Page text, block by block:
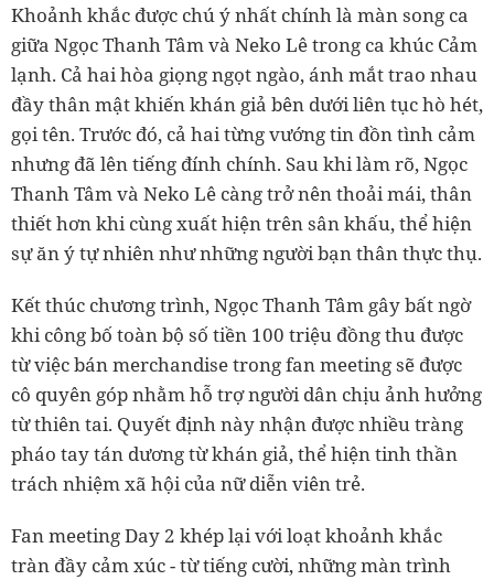
Khoảnh khắc được chú ý nhất chính là màn song ca
giữa Ngọc Thanh Tâm và Neko Lê trong ca khúc Cảm
lạnh. Cả hai hòa giọng ngọt ngào, ánh mắt trao nhau
đầy thân mật khiến khán giả bên dưới liên tục hò hét,
gọi tên. Trước đó, cả hai từng vướng tin đồn tình cảm
nhưng đã lên tiếng đính chính. Sau khi làm rõ, Ngọc
Thanh Tâm và Neko Lê càng trở nên thoải mái, thân
thiết hơn khi cùng xuất hiện trên sân khấu, thể hiện
sự ăn ý tự nhiên như những người bạn thân thực thụ.
Kết thúc chương trình, Ngọc Thanh Tâm gây bất ngờ
khi công bố toàn bộ số tiền 100 triệu đồng thu được
từ việc bán merchandise trong fan meeting sẽ được
cô quyên góp nhằm hỗ trợ người dân chịu ảnh hưởng
từ thiên tai. Quyết định này nhận được nhiều tràng
pháo tay tán dương từ khán giả, thể hiện tinh thần
trách nhiệm xã hội của nữ diễn viên trẻ.
Fan meeting Day 2 khép lại với loạt khoảnh khắc
tràn đầy cảm xúc - từ tiếng cười, những màn trình